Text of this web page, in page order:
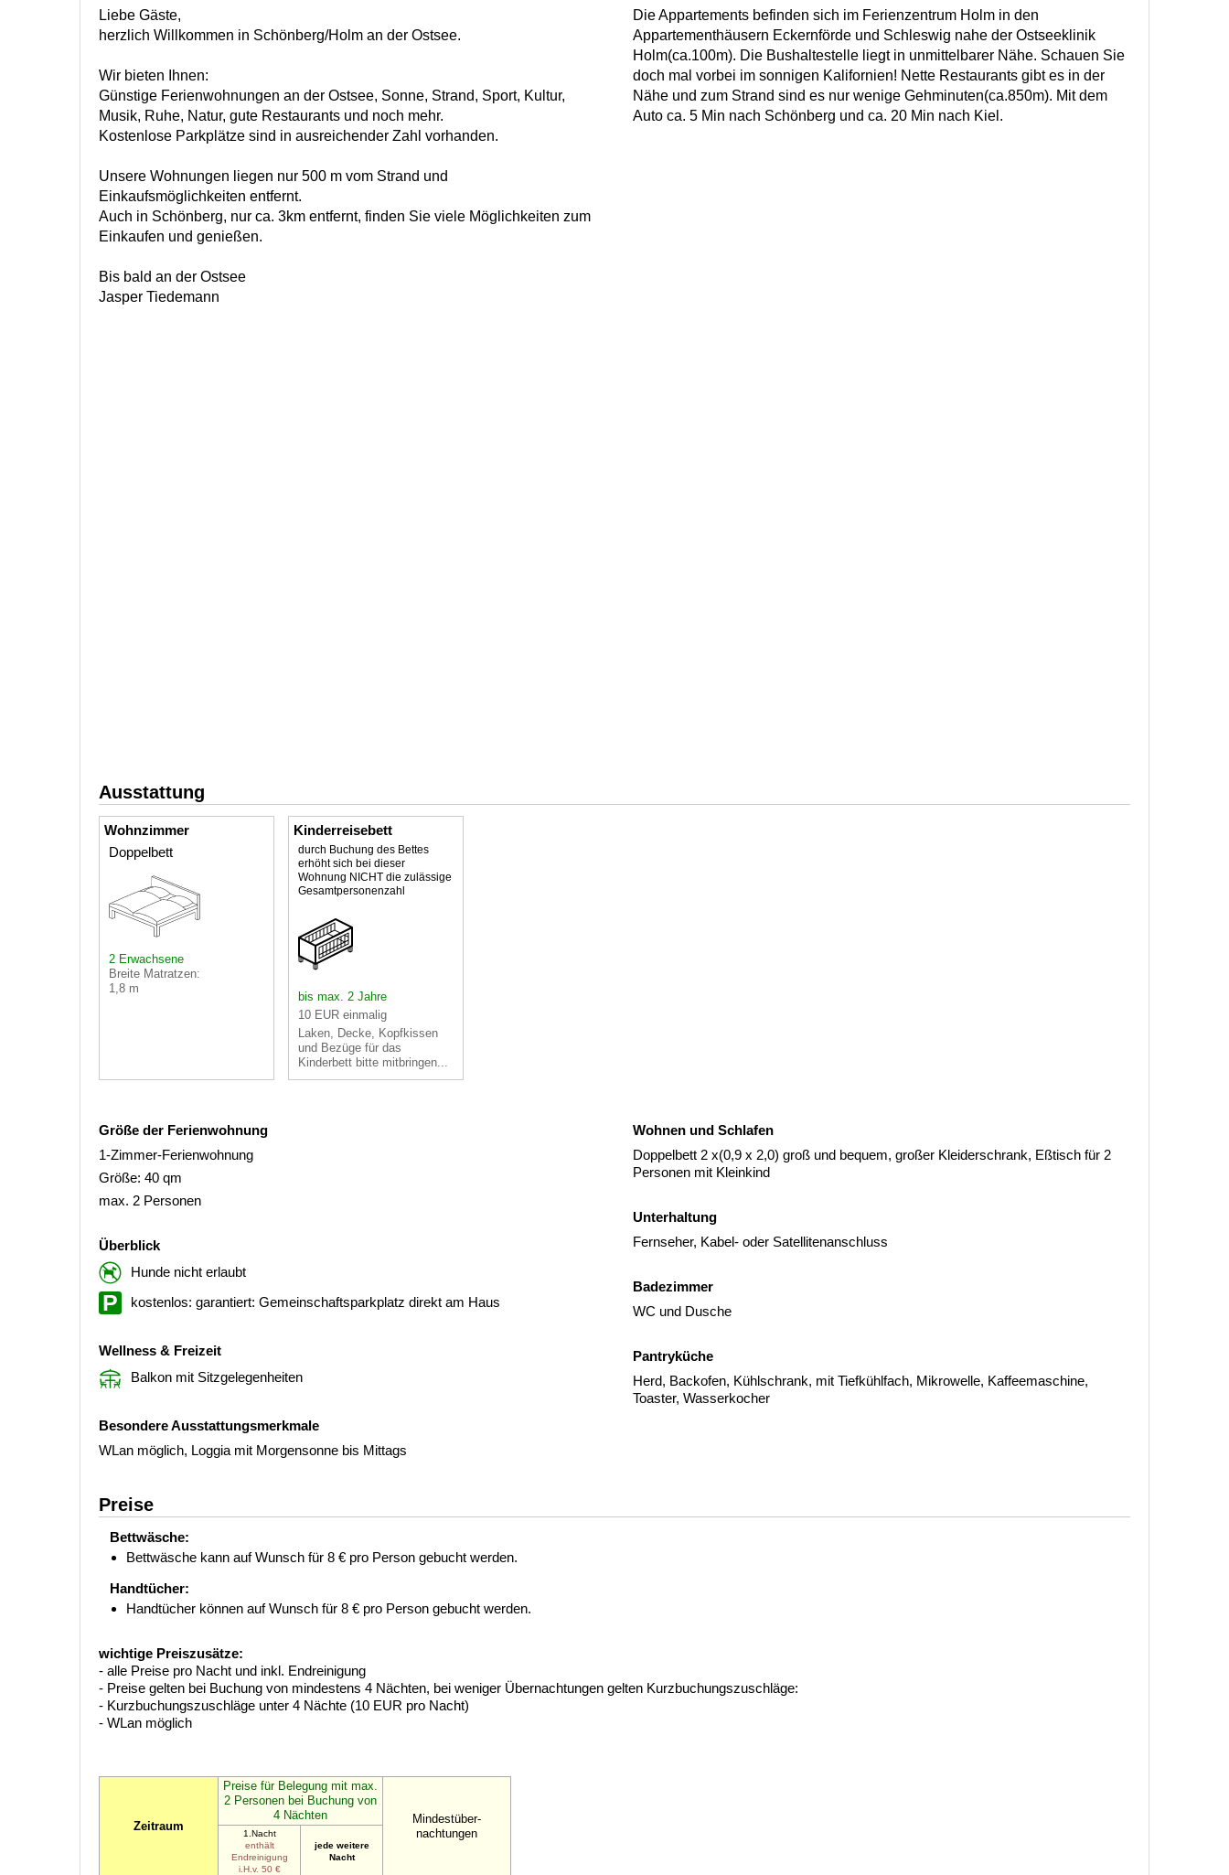
Liebe Gäste,
herzlich Willkommen in Schönberg/Holm an der Ostsee.
Wir bieten Ihnen:
Günstige Ferienwohnungen an der Ostsee, Sonne, Strand, Sport, Kultur,
Musik, Ruhe, Natur, gute Restaurants und noch mehr.
Kostenlose Parkplätze sind in ausreichender Zahl vorhanden.
Unsere Wohnungen liegen nur 500 m vom Strand und
Einkaufsmöglichkeiten entfernt.
Auch in Schönberg, nur ca. 3km entfernt, finden Sie viele Möglichkeiten zum
Einkaufen und genießen.
Bis bald an der Ostsee
Jasper Tiedemann
Die Appartements befinden sich im Ferienzentrum Holm in den
Appartementhäusern Eckernförde und Schleswig nahe der Ostseeklinik
Holm(ca.100m). Die Bushaltestelle liegt in unmittelbarer Nähe. Schauen Sie
doch mal vorbei im sonnigen Kalifornien! Nette Restaurants gibt es in der
Nähe und zum Strand sind es nur wenige Gehminuten(ca.850m). Mit dem
Auto ca. 5 Min nach Schönberg und ca. 20 Min nach Kiel.
Ausstattung
Wohnzimmer
Doppelbett
2 Erwachsene
Breite Matratzen:
1,8 m
Kinderreisebett
durch Buchung des Bettes
erhöht sich bei dieser
Wohnung NICHT die zulässige
Gesamtpersonenzahl
bis max. 2 Jahre
10 EUR einmalig
Laken, Decke, Kopfkissen
und Bezüge für das
Kinderbett bitte mitbringen...
Größe der Ferienwohnung
1-Zimmer-Ferienwohnung
Größe: 40 qm
max. 2 Personen
Überblick
Hunde nicht erlaubt
kostenlos: garantiert: Gemeinschaftsparkplatz direkt am Haus
Wellness & Freizeit
Balkon mit Sitzgelegenheiten
Besondere Ausstattungsmerkmale
WLan möglich, Loggia mit Morgensonne bis Mittags
Wohnen und Schlafen
Doppelbett 2 x(0,9 x 2,0) groß und bequem, großer Kleiderschrank, Eßtisch für 2
Personen mit Kleinkind
Unterhaltung
Fernseher, Kabel- oder Satellitenanschluss
Badezimmer
WC und Dusche
Pantryküche
Herd, Backofen, Kühlschrank, mit Tiefkühlfach, Mikrowelle, Kaffeemaschine,
Toaster, Wasserkocher
Preise
Bettwäsche:
Bettwäsche kann auf Wunsch für 8 € pro Person gebucht werden.
Handtücher:
Handtücher können auf Wunsch für 8 € pro Person gebucht werden.
wichtige Preiszusätze:
- alle Preise pro Nacht und inkl. Endreinigung
- Preise gelten bei Buchung von mindestens 4 Nächten, bei weniger Übernachtungen gelten Kurzbuchungszuschläge:
- Kurzbuchungszuschläge unter 4 Nächte (10 EUR pro Nacht)
- WLan möglich
Zeitraum
Preise für Belegung mit max.
2 Personen bei Buchung von
4 Nächten
Mindestüber-
nachtungen
1.Nacht
enthält
Endreinigung
i.H.v. 50 €
jede weitere
Nacht